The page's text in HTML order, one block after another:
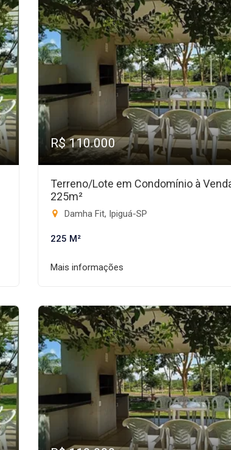
R$ 110.000
Terreno/Lote em Condomínio à
225m²
Damha Fit, Ipiguá-SP
225 M²
Mais informações